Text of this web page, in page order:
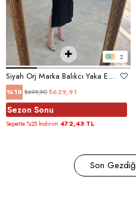
2
Siyah Orj Marka Balıkcı Yaka Elbise
%10 ₺629,91
₺699,90
Sezon Sonu
Sepette %25 İndirim 472,43 TL
Son